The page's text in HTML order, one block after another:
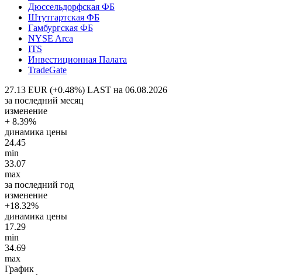
Дюссельдорфская ФБ
Штутгартская ФБ
Гамбургская ФБ
NYSE Arca
ITS
Инвестиционная Палата
TradeGate
27.13 EUR (+0.48%) LAST на 06.08.2026
за последний месяц
изменение
+ 8.39%
динамика цены
24.45
min
33.07
max
за последний год
изменение
+18.32%
динамика цены
17.29
min
34.69
max
График